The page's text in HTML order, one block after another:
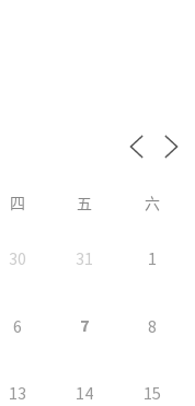
四 五 六
30 31 1
6 7 8
13 14 15